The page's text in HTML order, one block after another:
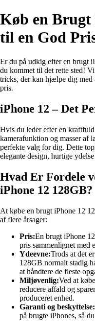
Køb en Brugt
til en God
Er du på udkig efter en brugt
du kommet til det rette sted!
tricks, der kan hjælpe dig med
pris.
iPhone 12 – Det
Hvis du leder efter en
kamerafunktion og masser af
perfekte valg for dig. Dette
elegante design, hurtige
Hvad Er Fordele
iPhone 12 128GB?
At købe en brugt iPhone 12
af flere årsager:
Pris:En brugt iPhone
pris sammenlignet med
Ydeevne:Trods at det
128GB normalt stadig
at håndtere de fleste
Miljøvenlig:Ved at
reducere affald og
produceret enhed.
Garanti og beskyttelse:
på brugte iPhones, så